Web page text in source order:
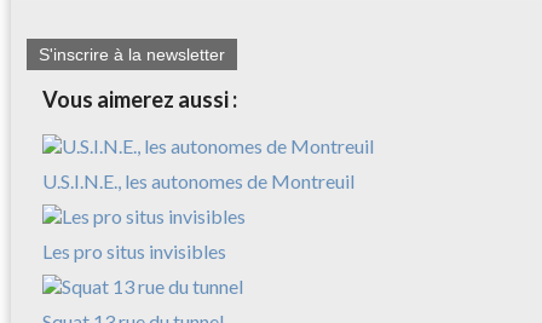
S'inscrire à la newsletter
Vous aimerez aussi :
U.S.I.N.E., les autonomes de Montreuil
Les pro situs invisibles